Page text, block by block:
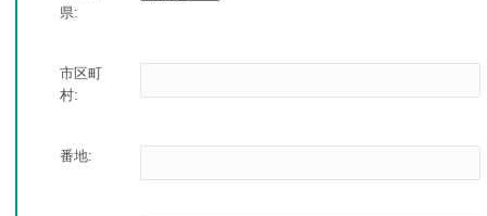
県:
市区町
村:
番地: